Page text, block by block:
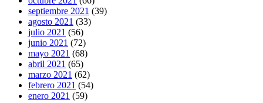
septiembre 2021 (39)
agosto 2021 (33)
julio 2021 (56)
junio 2021 (72)
mayo 2021 (68)
abril 2021 (65)
marzo 2021 (62)
febrero 2021 (54)
enero 2021 (59)